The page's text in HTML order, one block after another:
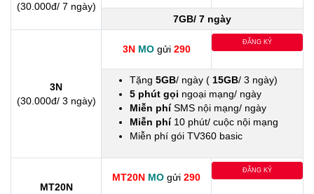
(30.000đ/ 7 ngày)
7GB/ 7 ngày
3N
(30.000đ/ 3 ngày)
3N MOgửi 290
ĐĂNG KÝ
Tặng 5GB/ ngày ( 15GB/ 3 ngày)
5 phút gọi ngoại mạng/ ngày
Miễn phíSMS nội mạng/ ngày
Miễn phí10 phút/ cuộc nội mạng
Miễn phí gói TV360 basic
MT20N
MT20N MO gửi 290
ĐĂNG KÝ